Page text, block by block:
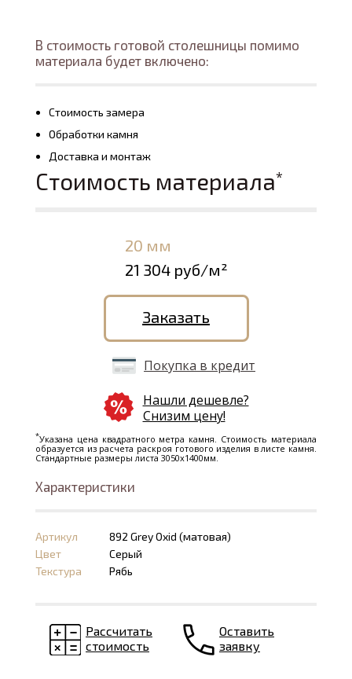
В стоимость готовой столешницы помимо
материала будет включено:
Стоимость замера
Обработки камня
Доставка и монтаж
Стоимость материала*
20 мм
21 304 руб/м²
Заказать
Покупка в кредит
Нашли дешевле?
Снизим цену!
*Указана цена квадратного метра камня. Стоимость материала
образуется из расчета раскроя готового изделия в листе камня.
Стандартные размеры листа 3050х1400мм.
Характеристики
Артикул
892 Grey Oxid (матовая)
Цвет
Серый
Текстура
Рябь
Рассчитать
стоимость
Оставить
заявку